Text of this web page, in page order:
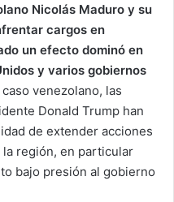
Nicolás Maduro y su
cargos en
un efecto dominó en
y varios gobiernos
venezolano, las
Donald Trump han
de extender acciones
región, en particular
bajo presión al gobierno